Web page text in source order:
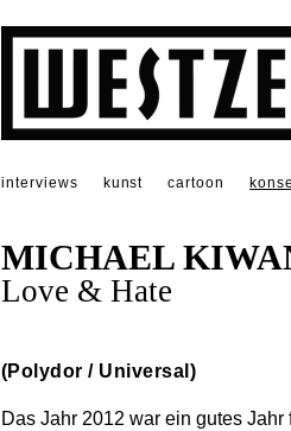
interviews kunst cartoon
MICHAEL
Love & Hate
(Polydor / Universal)
Das Jahr 2012 war ein gutes